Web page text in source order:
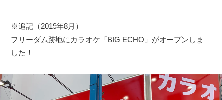
― ―
※追記（2019年8月）
フリーダム跡地にカラオケ「BIG ECHO」がオープンしま
した！